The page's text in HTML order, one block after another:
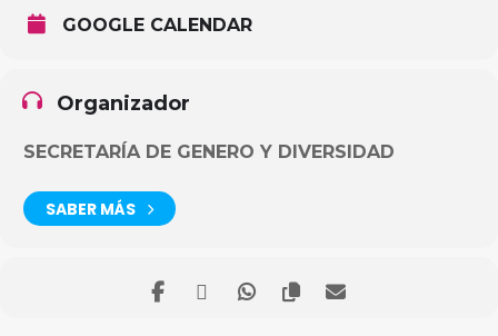
GOOGLE CALENDAR
Organizador
SECRETARÍA DE GENERO Y DIVERSIDAD
SABER MÁS